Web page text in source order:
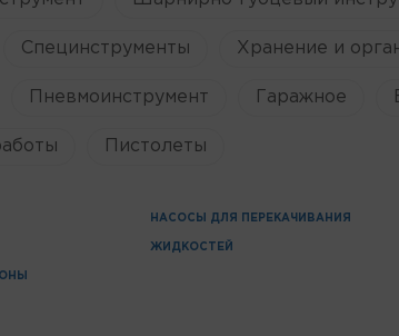
Специнструменты Хранение и
Пневмоинструмент Гаражное
Пистолеты
НАСОСЫ ДЛЯ ПЕРЕКАЧИВАНИЯ
ЖИДКОСТЕЙ